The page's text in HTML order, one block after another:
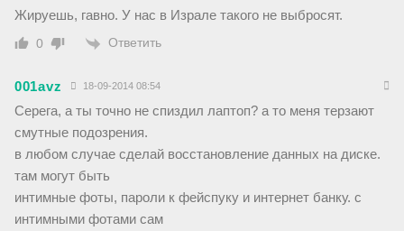
Жируешь, гавно. У нас в Израле такого не выбросят.
0 Ответить
001avz 18-09-2014 08:54
Серега, а ты точно не спиздил лаптоп? а то меня терзают
смутные подозрения.
в любом случае сделай восстановление данных на диске.
там могут быть
интимные фоты, пароли к фейспуку и интернет банку. с
интимными фотами сам